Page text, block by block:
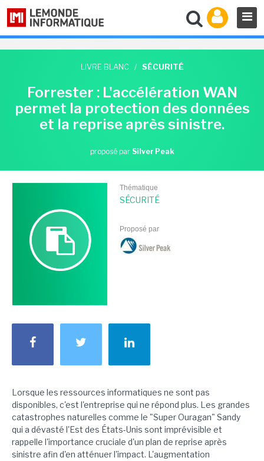
LIVRE BLANC / SÉCURITÉ
Forrester : L'accélération WAN
permet la protection des données
et la reprise après sinistre.
proposé par Silver Peak
Thématique
SÉCURITÉ
Proposé par
Lorsque les ressources informatiques ne sont pas
disponibles, c'est l'entreprise qui ne répond plus. Les grandes
catastrophes naturelles comme le "Super Ouragan" Sandy
qui a dévasté l'Est des États-Unis sont imprévisible et
rappelle l'importance cruciale d'un plan de reprise après
sinistre afin d'en atténuer l'impact. L'augmentation